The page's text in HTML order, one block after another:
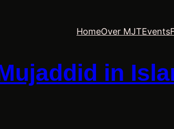
HomeOver MJTEvents